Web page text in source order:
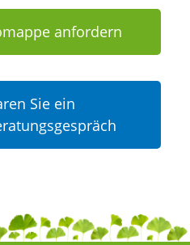
anfordern
Sie ein